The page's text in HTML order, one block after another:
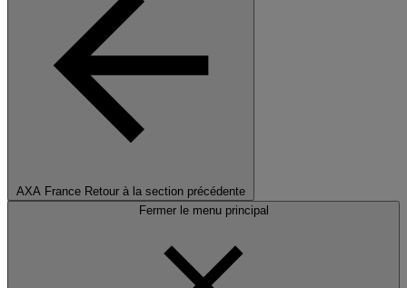
AXA France Retour à la section précédente
Fermer le menu principal